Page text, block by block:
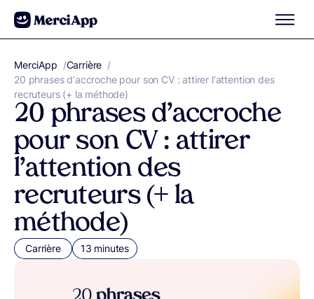
Aller au contenu
MerciApp correcteur orthographe
/Carrière /
20 phrases d’accroche pour son CV : attirer l’attention des
recruteurs (+ la méthode)
20 phrases d’accroche
pour son CV : attirer
l’attention des
recruteurs (+ la
méthode)
Carrière 13 minutes